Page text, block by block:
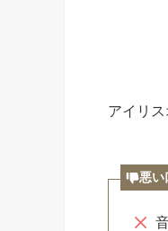
アイリ
悪い